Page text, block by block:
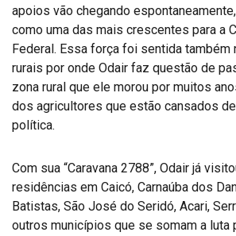
apoios vão chegando
como uma das mais crescentes para a
Federal. Essa força foi sentida também
rurais por onde Odair faz questão de
zona rural que ele morou por muitos
dos agricultores que estão cansados
política.
Com sua “Caravana 2788”, Odair já
residências em Caicó, Carnaúba dos
Batistas, São José do Seridó, Acari,
outros municípios que se somam a luta